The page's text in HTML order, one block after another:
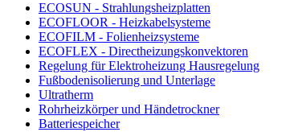
ECOSUN - Strahlungsheizplatten
ECOFLOOR - Heizkabelsysteme
ECOFILM - Folienheizsysteme
ECOFLEX - Directheizungskonvektoren
Regelung für Elektroheizung Hausregelung
Fußbodenisolierung und Unterlage
Ultratherm
Rohrheizkörper und Händetrockner
Batteriespeicher